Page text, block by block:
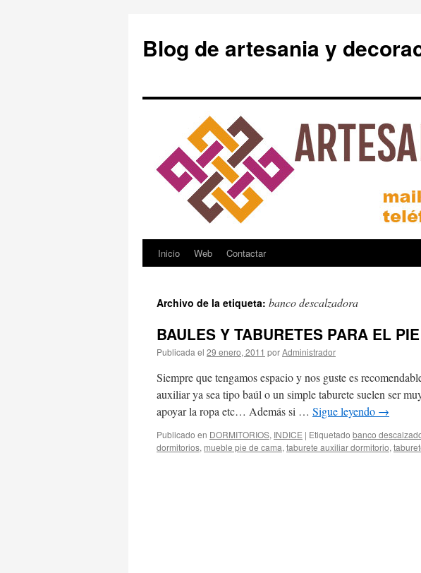
Blog de artesania y
Saltar
contenido
Inicio Web Contactar
Archivo de la etiqueta: banco descalzadora
BAULES Y TABURETES PARA EL
Publicada el 29 enero, 2011 porAdministrador
Siempre que tengamos espacio y nos guste es
auxiliar ya sea tipo baúl o un simple taburete suelen ser
apoyar la ropa etc… Además si … Sigue leyendo →
Publicado en DORMITORIOS, INDICE | Etiquetado banco
dormitorios, mueble pie de cama, taburete auxiliar dormitorio,